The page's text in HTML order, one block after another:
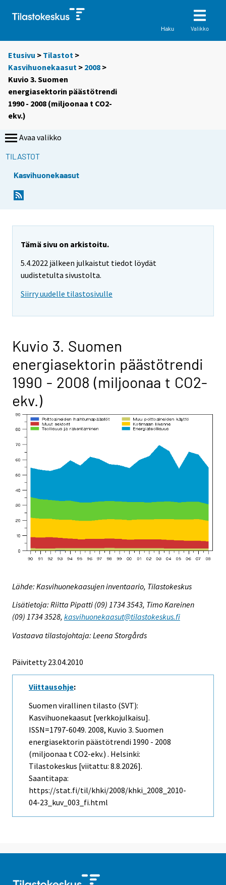
Haku Valikko
Etusivu > Tilastot >
Kasvihuonekaasut > 2008 >
Kuvio 3. Suomen
energiasektorin päästötrendi
1990 - 2008 (miljoonaa t CO2-
ekv.)
Avaa valikko
TILASTOT
Kasvihuonekaasut
Tämä sivu on arkistoitu.
5.4.2022 jälkeen julkaistut tiedot löydät
uudistetulta sivustolta.
Siirry uudelle tilastosivulle
Kuvio 3. Suomen
energiasektorin päästötrendi
1990 - 2008 (miljoonaa t CO2-
ekv.)
Lähde: Kasvihuonekaasujen inventaario, Tilastokeskus
Lisätietoja: Riitta Pipatti (09) 1734 3543, Timo Kareinen
(09) 1734 3528, kasvihuonekaasut@tilastokeskus.fi
Vastaava tilastojohtaja: Leena Storgårds
Päivitetty 23.04.2010
Viittausohje:
Suomen virallinen tilasto (SVT):
Kasvihuonekaasut [verkkojulkaisu].
ISSN=1797-6049. 2008, Kuvio 3. Suomen
energiasektorin päästötrendi 1990 - 2008
(miljoonaa t CO2-ekv.) . Helsinki:
Tilastokeskus [viitattu: 8.8.2026].
Saantitapa:
https://stat.fi/til/khki/2008/khki_2008_2010-
04-23_kuv_003_fi.html